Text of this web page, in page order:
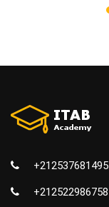
+212537681495
+212522986758